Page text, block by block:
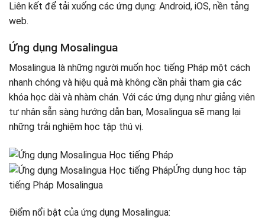
Liên kết để tải xuống các ứng dụng: Android, iOS, nền tảng
web.
Ứng dụng Mosalingua
Mosalingua là những người muốn học tiếng Pháp một cách
nhanh chóng và hiệu quả mà không cần phải tham gia các
khóa học dài và nhàm chán. Với các ứng dụng như giảng viên
tư nhân sẵn sàng hướng dẫn bạn, Mosalingua sẽ mang lại
những trải nghiệm học tập thú vị.
Ứng dụng học tập
tiếng Pháp Mosalingua
Điểm nổi bật của ứng dụng Mosalingua: